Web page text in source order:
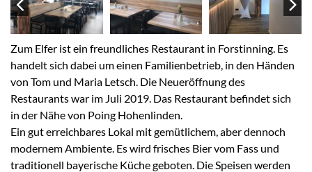
Zum Elfer ist ein freundliches Restaurant in Forstinning. Es
handelt sich dabei um einen Familienbetrieb, in den Händen
von Tom und Maria Letsch. Die Neueröffnung des
Restaurants war im Juli 2019. Das Restaurant befindet sich
in der Nähe von Poing Hohenlinden.
Ein gut erreichbares Lokal mit gemütlichem, aber dennoch
modernem Ambiente. Es wird frisches Bier vom Fass und
traditionell bayerische Küche geboten. Die Speisen werden